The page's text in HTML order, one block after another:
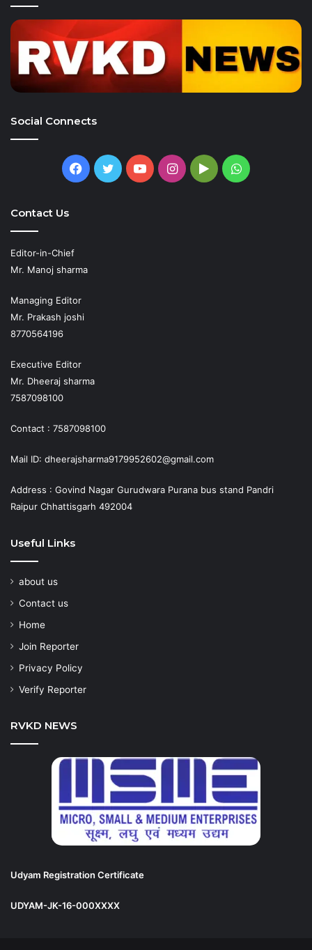
Social Connects
Facebook
TwitterYouTubeInstagram
GoogleWhatsApp
Contact Us
Editor-in-Chief
Mr. Manoj sharma
Managing Editor
Mr. Prakash joshi
8770564196
Executive Editor
Mr. Dheeraj sharma
7587098100
Contact : 7587098100
Mail ID: dheerajsharma9179952602@gmail.com
Address : Govind Nagar Gurudwara Purana bus stand Pandri
Raipur Chhattisgarh 492004
Useful Links
about us
Contact us
Home
Join Reporter
Privacy Policy
Verify Reporter
RVKD NEWS
Udyam Registration Certificate
UDYAM-JK-16-000XXXX